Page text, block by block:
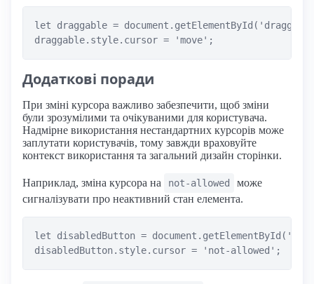
let draggable =
Додаткові поради
При зміні курсора важливо забезпечити, щоб зміни
були зрозумілими та очікуваними для користувача.
Надмірне використання нестандартних курсорів може
заплутати користувачів, тому завжди враховуйте
контекст використання та загальний дизайн сторінки.
Наприклад, зміна курсора на not-allowed
може
сигналізувати про неактивний стан елемента.
let disabledButton =